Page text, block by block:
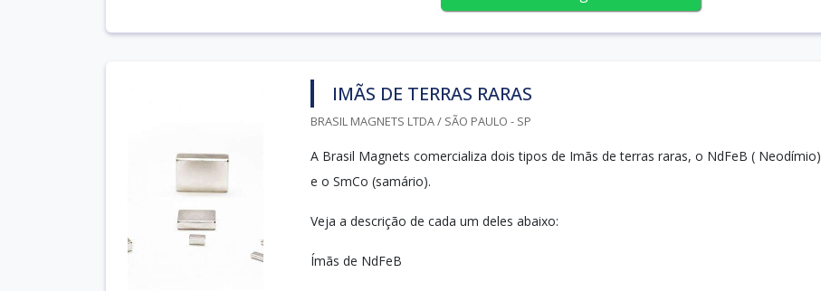
IMÃS DE TERRAS RARAS
BRASIL MAGNETS LTDA / SÃO PAULO - SP
A Brasil Magnets comercializa dois tipos de Imãs de terras raras, o NdFeB ( Neodímio)
e o SmCo (samário).
Veja a descrição de cada um deles abaixo:
Ímãs de NdFeB